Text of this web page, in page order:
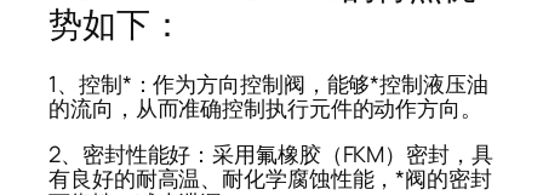
势如下：
1、控制*：作为方向控制阀，能够*控制液压油
的流向，从而准确控制执行元件的动作方向。
2、密封性能好：采用氟橡胶（FKM）密封，具
有良好的耐高温、耐化学腐蚀性能，*阀的密封